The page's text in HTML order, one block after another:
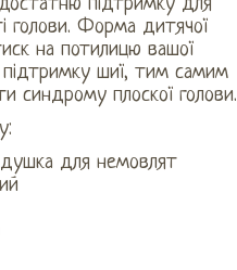
підтримку для
голови. Форма дитячої
на потилицю вашої
шиї, тим самим
синдрому плоскої голови.
для немовлят